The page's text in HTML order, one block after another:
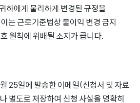
하에게 불리하게 변경된 규정을
는 근로기준법상 불이익 변경 금지
원칙에 위배될 소지가 큽니다.
25일에 발송한 이메일(신청서 및 자료
별도로 저장하여 신청 사실을 명확히